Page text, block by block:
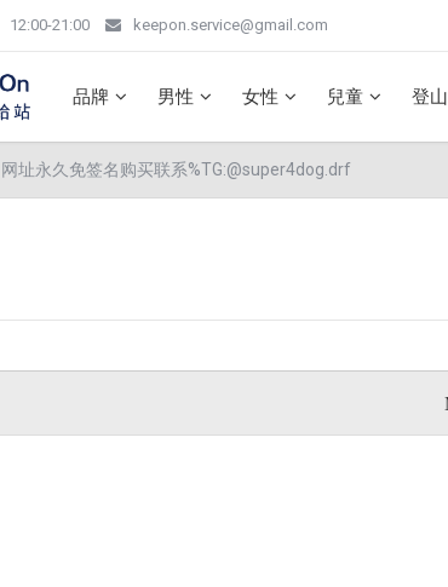
12:00-21:00 keepon.service@gmail.com
品牌 男性 女性 兒童 登山
网址永久免签名购买联系%TG:@super4dog.drf